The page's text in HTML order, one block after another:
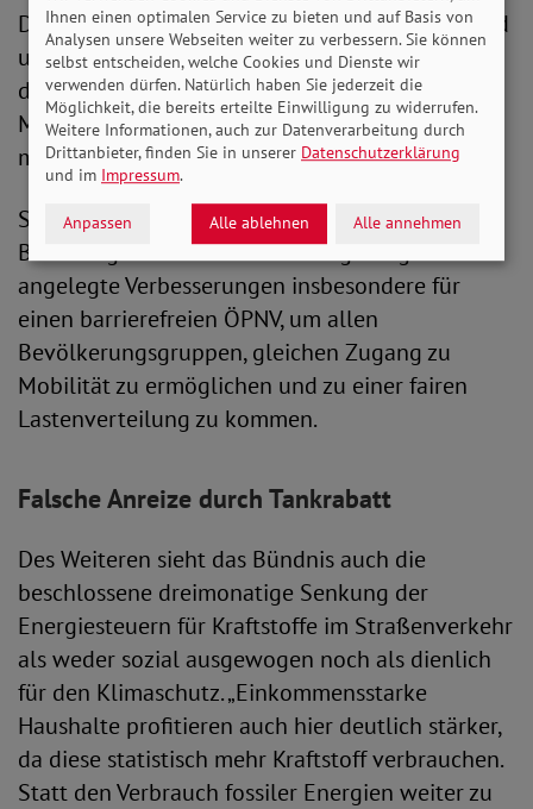
Doch beide Maßnahmen seien nicht ausreichend
und teilweise sozial nicht ausgewogen, kritisiert
das Bündnis „Sozialverträgliche
Mobilitätswende“, an dem der SoVD gemeinsam
mit Sozial- und Umweltverbänden beteiligt ist.
Statt kurzfristiger Entlastung fordert das
Bündnis grundsätzliche und langfristig
angelegte Verbesserungen insbesondere für
einen barrierefreien ÖPNV, um allen
Bevölkerungsgruppen, gleichen Zugang zu
Mobilität zu ermöglichen und zu einer fairen
Lastenverteilung zu kommen.
Falsche Anreize durch Tankrabatt
Des Weiteren sieht das Bündnis auch die
beschlossene dreimonatige Senkung der
Energiesteuern für Kraftstoffe im Straßenverkehr
als weder sozial ausgewogen noch als dienlich
für den Klimaschutz. „Einkommensstarke
Haushalte profitieren auch hier deutlich stärker,
da diese statistisch mehr Kraftstoff verbrauchen.
Statt den Verbrauch fossiler Energien weiter zu
Ihnen einen optimalen Service zu bieten und auf Basis von
Analysen unsere Webseiten weiter zu verbessern. Sie können
selbst entscheiden, welche Cookies und Dienste wir
verwenden dürfen. Natürlich haben Sie jederzeit die
Möglichkeit, die bereits erteilte Einwilligung zu widerrufen.
Weitere Informationen, auch zur Datenverarbeitung durch
Drittanbieter, finden Sie in unserer Datenschutzerklärung
und im Impressum.
Anpassen Alle ablehnen Alle annehmen